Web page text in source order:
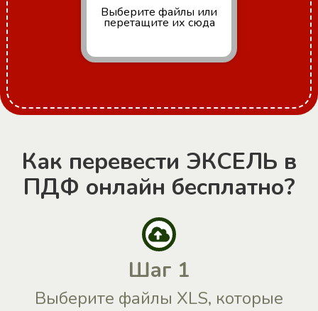
Выберите файлы или
перетащите их сюда
Как перевести ЭКСЕЛЬ в
ПДФ онлайн бесплатно?
Шаг 1
Выберите файлы XLS, которые